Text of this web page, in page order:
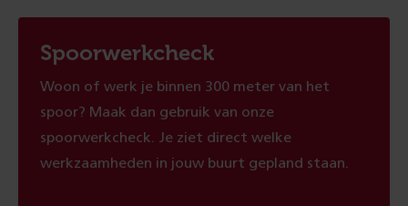
Spoorwerkcheck
Woon of werk je binnen 300 meter van het
spoor? Maak dan gebruik van onze
spoorwerkcheck. Je ziet direct welke
werkzaamheden in jouw buurt gepland staan.